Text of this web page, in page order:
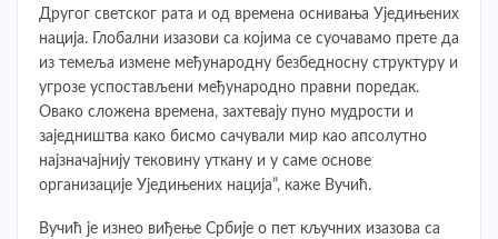
Другог светског рата и од времена оснивања Уједињених
нација. Глобални изазови са којима се суочавамо прете да
из темеља измене међународну безбедносну структуру и
угрозе успостављени међународно правни поредак.
Овако сложена времена, захтевају пуно мудрости и
заједништва како бисмо сачували мир као апсолутно
најзначајнију тековину уткану и у саме основе
организације Уједињених нација”, каже Вучић.
Вучић је изнео виђење Србије о пет кључних изазова са